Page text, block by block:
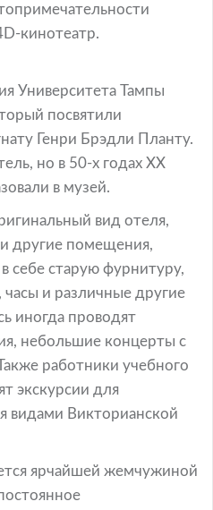
кинотеатр.
Университета Тампы
посвятили
Генри Брэдли Планту.
но в 50-х годах XX
в музей.
вид отеля,
другие помещения,
себе старую фурнитуру,
и различные другие
иногда проводят
небольшие концерты с
работники учебного
экскурсии для
видами Викторианской
ярчайшей жемчужиной